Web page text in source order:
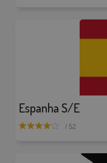
Espanha S/E
/ 52